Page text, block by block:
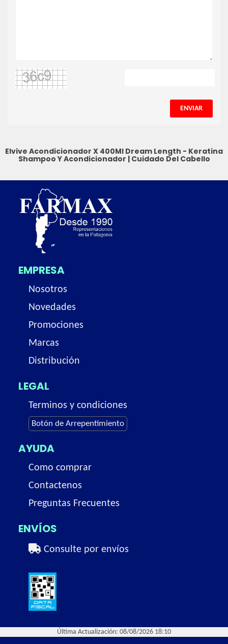
ENVIAR
Elvive Acondicionador X 400Ml Dream Length - Keratina
Shampoo Y Acondicionador | Cuidado Del Cabello
EMPRESA
Nosotros
Novedades
Promociones
Marcas
Distribución
LEGAL
Terminos y condiciones
Botón de Arrepentimiento
AYUDA
Como comprar
Contactenos
Preguntas Frecuentes
ENVÍOS
Consulte por envíos
Última Actualización: 08/08/2026 18:10